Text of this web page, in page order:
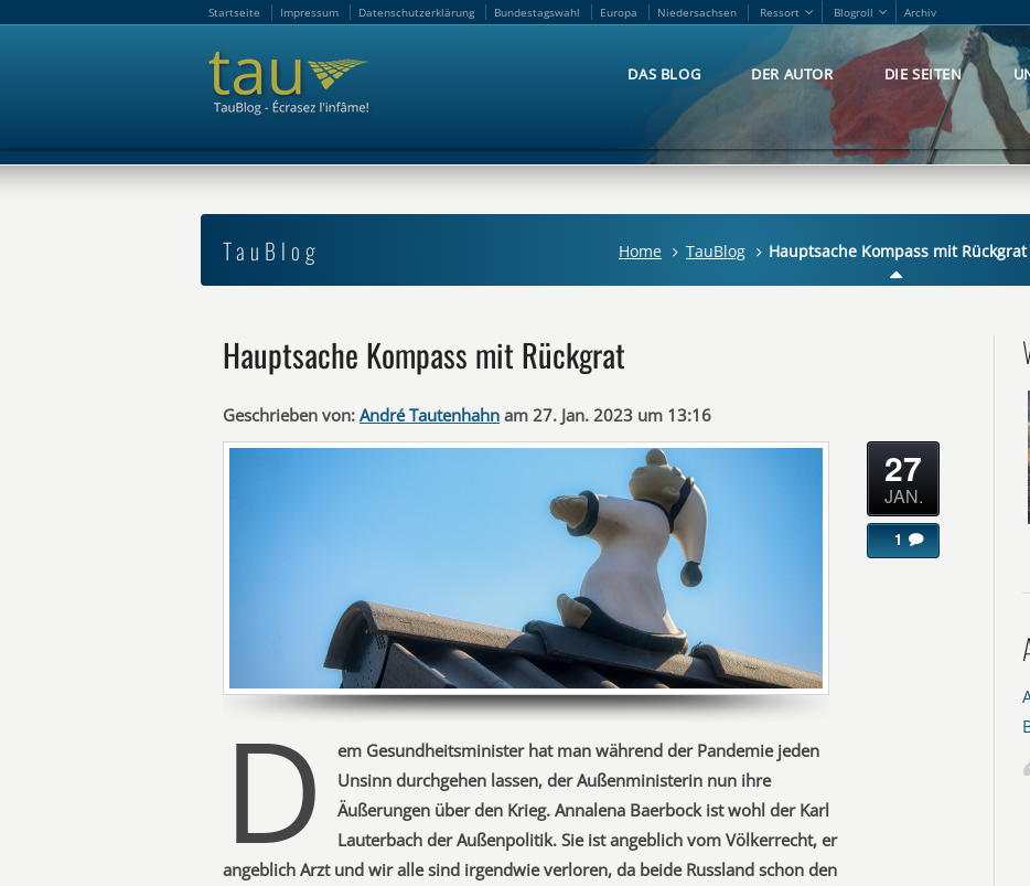
Startseite Impressum Datenschutzerklärung Bundestagswahl Europa Niedersachsen Ressort Blogroll Archiv
DAS BLOG DER AUTOR DIE SEITEN
TauBlog Home TauBlog Hauptsache Kompass mit Rückgrat
Hauptsache Kompass mit Rückgrat
Geschrieben von: André Tautenhahn am 27. Jan. 2023 um 13:16
D
em Gesundheitsminister hat man während der Pandemie jeden
Unsinn durchgehen lassen, der Außenministerin nun ihre
Äußerungen über den Krieg. Annalena Baerbock ist wohl der Karl
Lauterbach der Außenpolitik. Sie ist angeblich vom Völkerrecht, er
angeblich Arzt und wir alle sind irgendwie verloren, da beide Russland schon den
27
JAN.
1
Startseite Impressum Datenschutzerklärung Bundestagswahl Europa Niedersachsen Ressort Blogroll Archiv
DAS BLOG DER AUTOR DIE SEITEN